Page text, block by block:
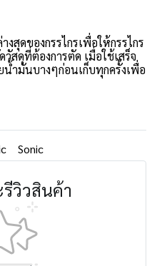
สุดของกรรไกรเพื่อให้กรรไกร
สดุที่ต้องการตัด เมื่อใช้เสร็จ
น้ำมันบางๆก่อนเก็บทุกครั้งเพื่อ
Sonic
วิวสินค้า